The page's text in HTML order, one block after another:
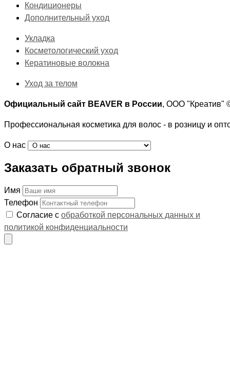
Кондиционеры
Дополнительный уход
Укладка
Косметологический уход
Кератиновые волокна
Уход за телом
Официальный сайт BEAVER в России, ООО "Креатив"
Профессиональная косметика для волос - в розницу и
О нас
Заказать обратный звонок
Имя
Телефон
Согласие с обработкой персональных данных и
политикой конфиденциальности